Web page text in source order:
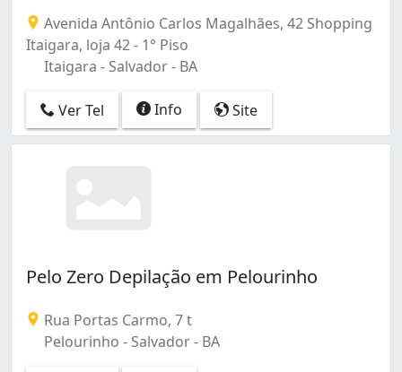
Dois de Julho (3)
Federação (1)
Imbuí (1)
Itapuã (3)
Liberdade (1)
Stella Maris (1)
São Marcos (4)
Tancredo Neves (2)
Trobogy (1)
Vitória (2)
Avenida Antônio Carlos Magalhães, 42 Shopping
Itaigara, loja 42 - 1° Piso
Itaigara - Salvador - BA
Ver Tel Info Site
Pelo Zero Depilação em Pelourinho
Rua Portas Carmo, 7 t
Pelourinho - Salvador - BA